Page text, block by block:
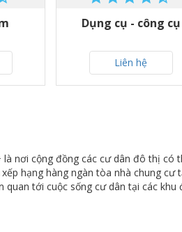
Dụng cụ - công cụ
Liên hệ
là nơi cộng đồng các cư dân đô thị có
xếp hạng hàng ngàn tòa nhà chung
quan tới cuộc sống cư dân tại các khu